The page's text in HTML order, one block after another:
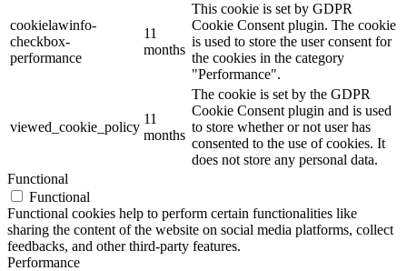
cookielawinfo-
checkbox-
performance
11
months
This cookie is set by GDPR
Cookie Consent plugin. The cookie
is used to store the user consent for
the cookies in the category
"Performance".
viewed_cookie_policy
11
months
The cookie is set by the GDPR
Cookie Consent plugin and is used
to store whether or not user has
consented to the use of cookies. It
does not store any personal data.
Functional
Functional
Functional cookies help to perform certain functionalities like
sharing the content of the website on social media platforms, collect
feedbacks, and other third-party features.
Performance